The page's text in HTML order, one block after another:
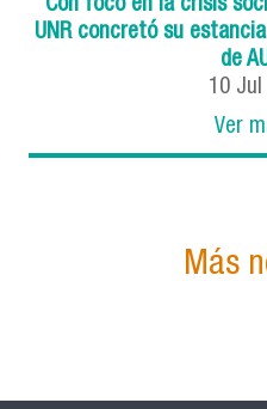
Con foco en la crisis
UNR concretó su
de
10 Jul
Ver
Más